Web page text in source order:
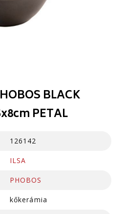
BLACK
PETAL
126142
ILSA
PHOBOS
kőkerámia